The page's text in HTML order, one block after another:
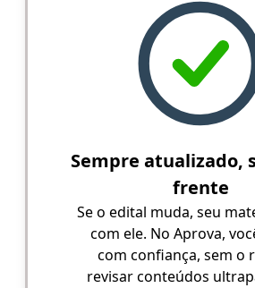
Sempre atualizado,
frente
Se o edital muda, seu
com ele. No Aprova,
com confiança, sem o
revisar conteúdos